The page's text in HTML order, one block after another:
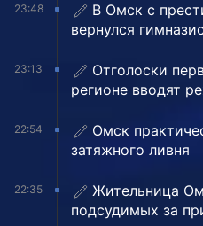
23:48
В Омск с
вернулся
23:13
Отголоски
регионе вводят
22:54
Омск
затяжного ливня
22:35
Жительница
подсудимых за